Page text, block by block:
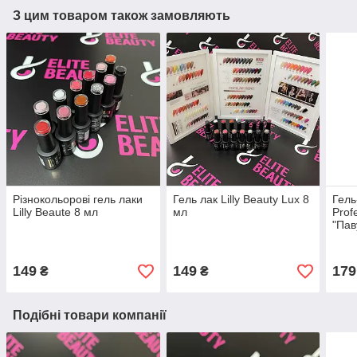
З цим товаром також замовляють
Різнокольорові гель лаки
Lilly Beaute 8 мл
149 ₴
Гель лак Lilly Beauty Lux 8
мл
149₴ 179
Подібні товари компанії